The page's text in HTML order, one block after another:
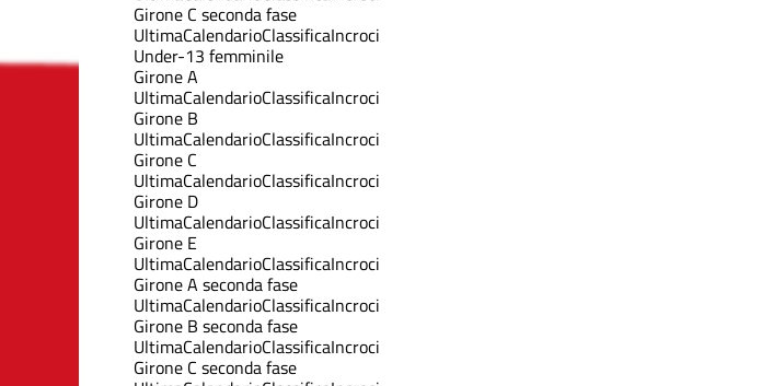
Girone C seconda fase
UltimaCalendarioClassificaIncroci
Under-13 femminile
Girone A
UltimaCalendarioClassificaIncroci
Girone B
UltimaCalendarioClassificaIncroci
Girone C
UltimaCalendarioClassificaIncroci
Girone D
UltimaCalendarioClassificaIncroci
Girone E
UltimaCalendarioClassificaIncroci
Girone A seconda fase
UltimaCalendarioClassificaIncroci
Girone B seconda fase
UltimaCalendarioClassificaIncroci
Girone C seconda fase